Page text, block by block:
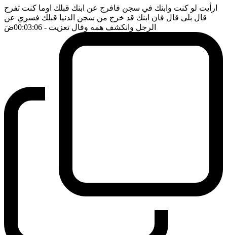
ارأيت لو كنت وابنك في سجن فافرج عن ابنك قبلك اوما كنت تفرح
قال بلى قال فان ابنك قد خرج من سجن الدنيا قبلك فسري عن
الرجل وانكشف همه وقال تعزيت - 00:03:06 ضَ